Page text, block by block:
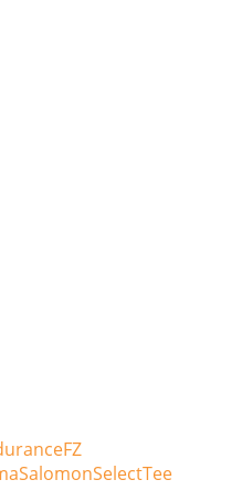
FZ
SalomonSelectTee